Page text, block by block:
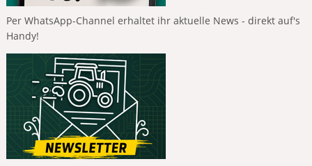
Per WhatsApp-Channel erhaltet ihr aktuelle News - direkt auf's
Handy!